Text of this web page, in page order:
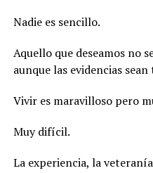
Nadie es sencillo.
Aquello que deseamos no
aunque las evidencias
Vivir es maravilloso pero
Muy difícil.
La experiencia, la